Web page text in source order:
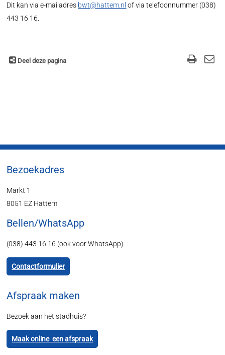
Dit kan via e-mailadres bwt@hattem.nl of via telefoonnummer (038)
443 16 16.
Deel deze pagina
Bezoekadres
Markt 1
8051 EZ Hattem
Bellen/WhatsApp
(038) 443 16 16 (ook voor WhatsApp)
Contactformulier
Afspraak maken
Bezoek aan het stadhuis?
Maak online een afspraak